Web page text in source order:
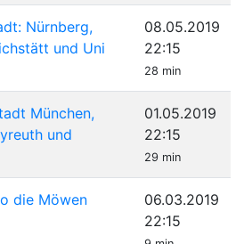
Nürnberg,
und Uni
08.05.2019
22:15
28 min
München,
und
01.05.2019
22:15
29 min
die Möwen
06.03.2019
22:15